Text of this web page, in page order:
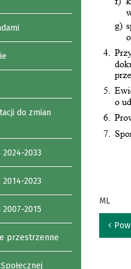
do zmian
2033
2023
2015
przestrzenne
ML